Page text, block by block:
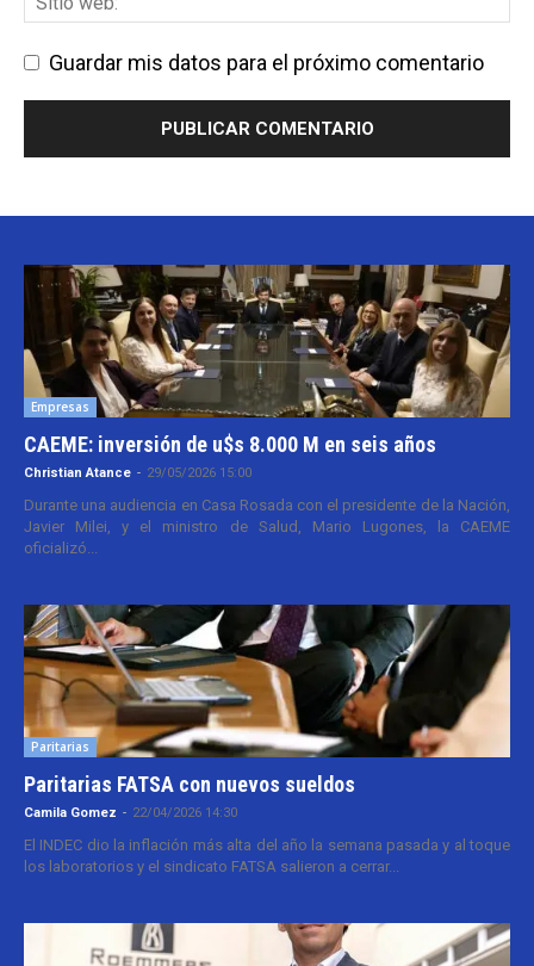
Guardar mis datos para el próximo comentario
Empresas
CAEME: inversión de u$s 8.000 M en seis años
Christian Atance - 29/05/2026 15:00
Durante una audiencia en Casa Rosada con el presidente de la Nación,
Javier Milei, y el ministro de Salud, Mario Lugones, la CAEME
oficializó...
Paritarias
Paritarias FATSA con nuevos sueldos
Camila Gomez - 22/04/2026 14:30
El INDEC dio la inflación más alta del año la semana pasada y al toque
los laboratorios y el sindicato FATSA salieron a cerrar...